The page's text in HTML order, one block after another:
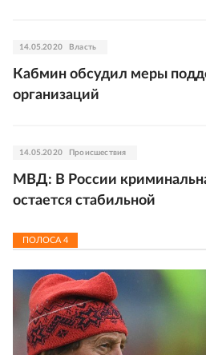
14.05.2020 Власть
Кабмин обсудил меры
организаций
14.05.2020 Происшествия
МВД: В России
остается стабильной
ПОЛОСА4